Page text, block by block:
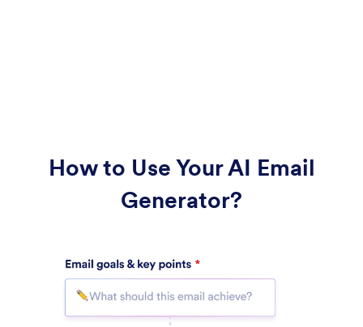
How to Use Your AI Email
Generator?